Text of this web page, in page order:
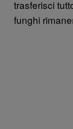
trasferisci
funghi